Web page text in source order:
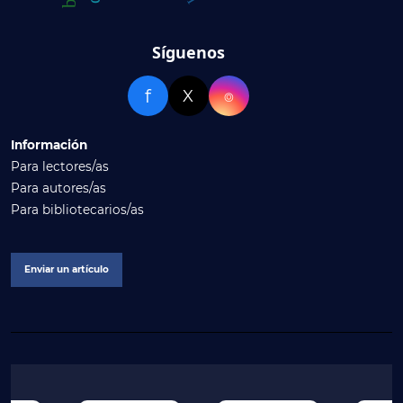
Síguenos
f X ⌾
Información
Para lectores/as
Para autores/as
Para bibliotecarios/as
Enviar un artículo